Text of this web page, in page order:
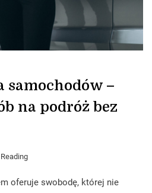
samochodów –
na podróż bez
oferuje swobodę, której nie